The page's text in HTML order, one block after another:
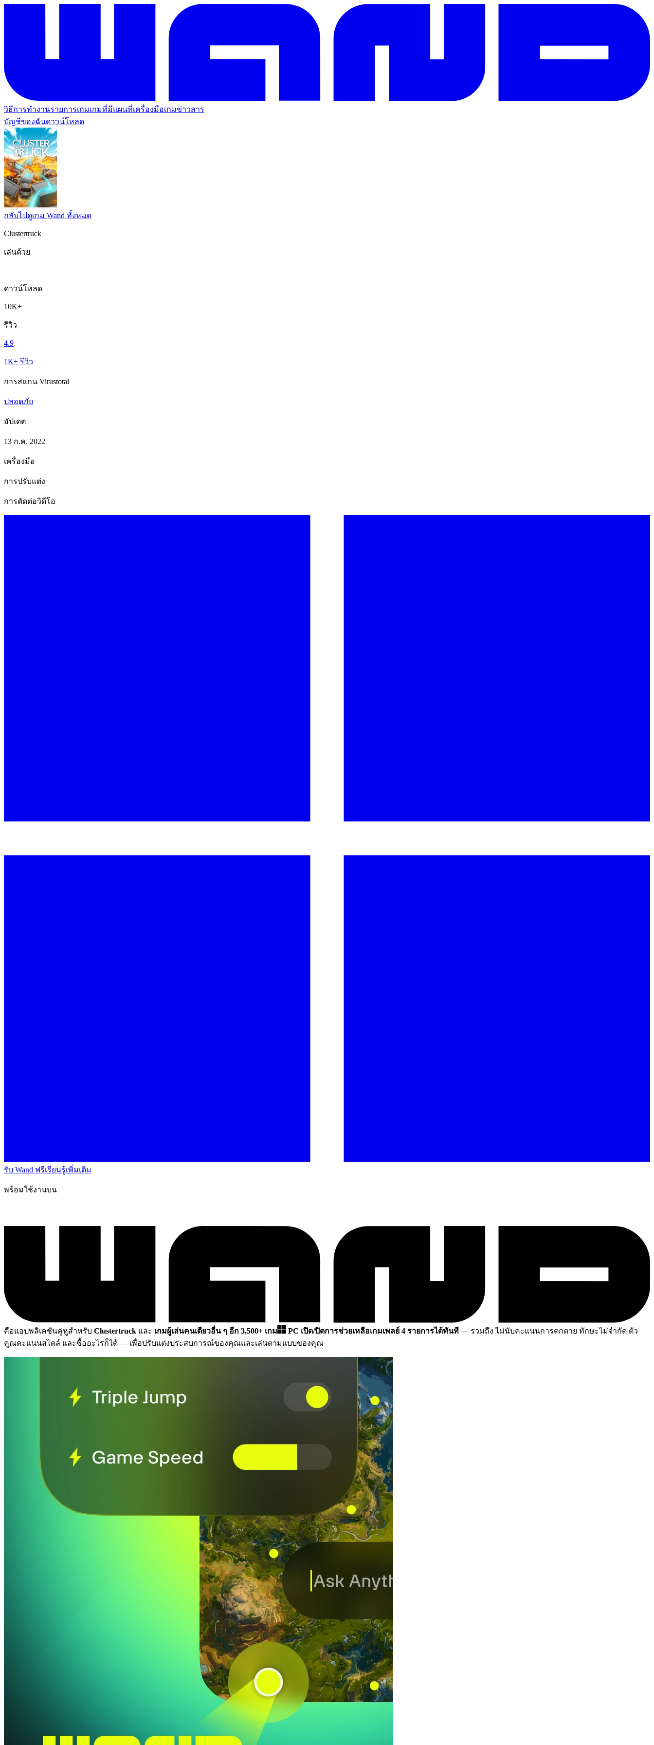
วิธีการทำงานรายการเกมเกมที่มีแผนที่เครื่องมือเกมข่าวสาร
บัญชีของฉันดาวน์โหลด
กลับไปดูเกม Wand ทั้งหมด
Clustertruck
เล่นด้วย
ดาวน์โหลด
10K+
รีวิว
4.9
1K+ รีวิว
การสแกน Virustotal
ปลอดภัย
อัปเดต
13 ก.ค. 2022
เครื่องมือ
การปรับแต่ง
การตัดต่อวิดีโอ
รับ Wand ฟรีเรียนรู้เพิ่มเติม
พร้อมใช้งานบน
คือแอปพลิเคชันคู่หูสำหรับ Clustertruck และ เกมผู้เล่นคนเดียวอื่น ๆ อีก 3,500+ เกม PC เปิด/ปิดการช่วยเหลือเกมเพลย์ 4 รายการได้ทันที — รวมถึง ไม่นับคะแนนการตกตาย ทักษะไม่จำกัด ตัว
คูณคะแนนสไตล์ และซื้ออะไรก็ได้ — เพื่อปรับแต่งประสบการณ์ของคุณและเล่นตามแบบของคุณ